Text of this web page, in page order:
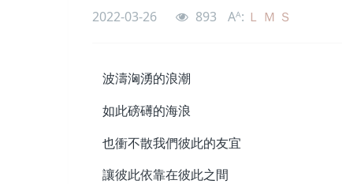
2022-03-26 893 Aᴬ: Ｌ Ｍ Ｓ
波濤洶湧的浪潮
如此磅礡的海浪
也衝不散我們彼此的友宜
讓彼此依靠在彼此之間